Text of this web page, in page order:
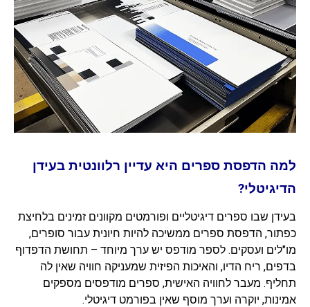
למה הדפסת ספרים היא עדיין רלוונטית בעידן
הדיגיטלי?
בעידן שבו ספרים דיגיטליים ופורמטים מקוונים זמינים בלחיצת
כפתור, הדפסת ספרים ממשיכה להיות חיונית עבור סופרים,
מו"לים ועסקים. לספר מודפס יש ערך מיוחד – תחושת הדפדוף
בדפים, ריח הדיו, והאיכות הפיזית שמעניקה חוויה שאין לה
תחליף. מעבר לחוויה האישית, ספרים מודפסים מספקים
אמינות, יוקרה וערך מוסף שאין בפורמט דיגיטלי.